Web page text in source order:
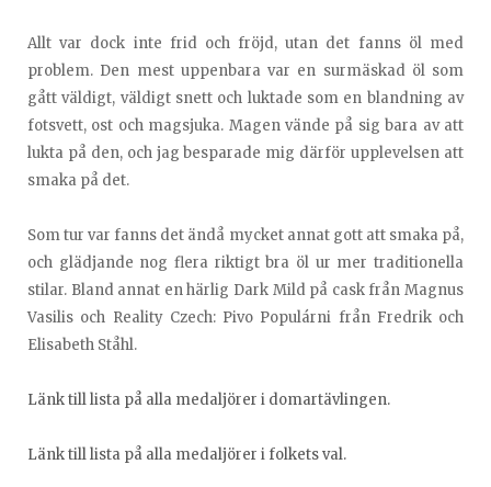
Allt var dock inte frid och fröjd, utan det fanns öl med
problem. Den mest uppenbara var en surmäskad öl som
gått väldigt, väldigt snett och luktade som en blandning av
fotsvett, ost och magsjuka. Magen vände på sig bara av att
lukta på den, och jag besparade mig därför upplevelsen att
smaka på det.
Som tur var fanns det ändå mycket annat gott att smaka på,
och glädjande nog flera riktigt bra öl ur mer traditionella
stilar. Bland annat en härlig Dark Mild på cask från Magnus
Vasilis och Reality Czech: Pivo Populárni från Fredrik och
Elisabeth Ståhl.
Länk till lista på alla medaljörer i domartävlingen.
Länk till lista på alla medaljörer i folkets val.